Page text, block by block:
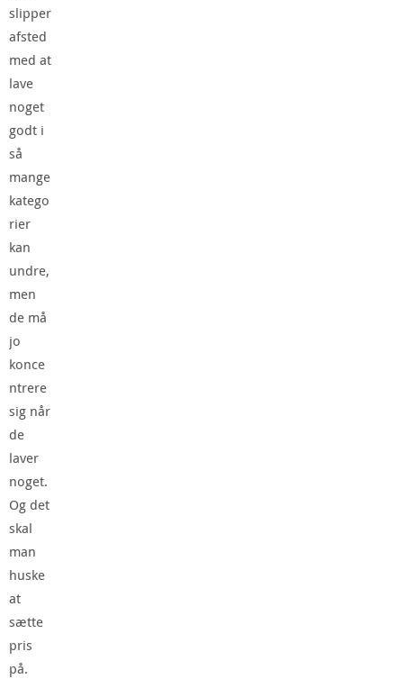
slipper
afsted
med at
lave
noget
godt i
så
mange
katego
rier
kan
undre,
men
de må
jo
konce
ntrere
sig når
de
laver
noget.
Og det
skal
man
huske
at
sætte
pris
på.